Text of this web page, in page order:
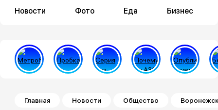
Новости Фото Еда Бизнес
Строка навигации
Главная Новости Общество